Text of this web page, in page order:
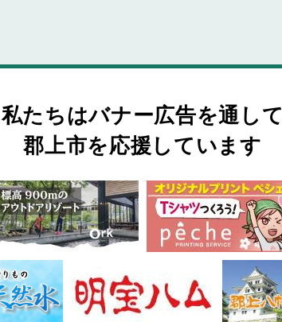
私たちはバナー広告を通して
郡上市を応援しています